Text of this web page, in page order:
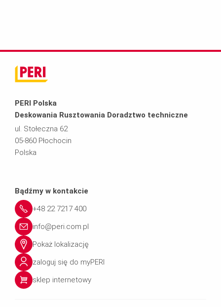
PERI Polska
Deskowania Rusztowania Doradztwo techniczne
ul. Stołeczna 62
05-860 Płochocin
Polska
Bądźmy w kontakcie
+48 22 7217 400
info@peri.com.pl
Pokaż lokalizację
zaloguj się do myPERI
sklep internetowy